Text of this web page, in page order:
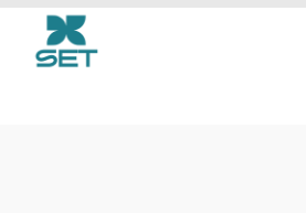
Repair Cafe